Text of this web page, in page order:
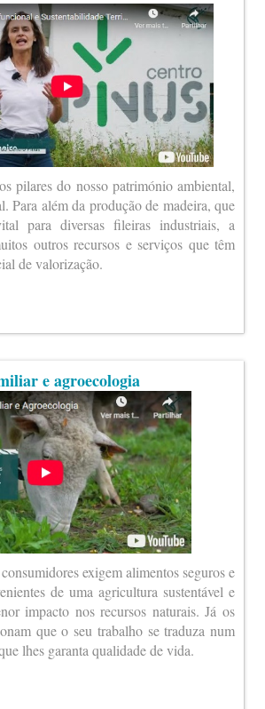
pilares do nosso património ambiental,
Para além da produção de madeira, que
para diversas fileiras industriais, a
outros recursos e serviços que têm
de valorização.
e agroecologia
exigem alimentos seguros e
de uma agricultura sustentável e
impacto nos recursos naturais. Já os
que o seu trabalho se traduza num
lhes garanta qualidade de vida.